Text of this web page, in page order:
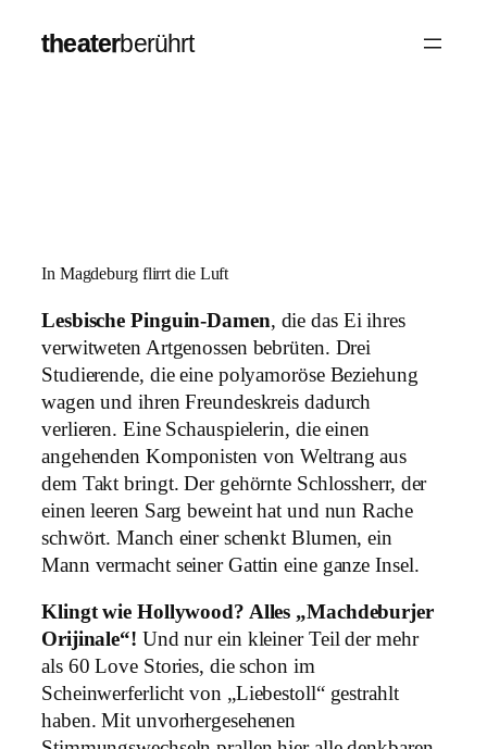
Inhalttheaterberührt
In Magdeburg flirrt die Luft
Lesbische Pinguin-Damen, die das Ei ihres
verwitweten Artgenossen bebrüten. Drei
Studierende, die eine polyamoröse Beziehung
wagen und ihren Freundeskreis dadurch
verlieren. Eine Schauspielerin, die einen
angehenden Komponisten von Weltrang aus
dem Takt bringt. Der gehörnte Schlossherr, der
einen leeren Sarg beweint hat und nun Rache
schwört. Manch einer schenkt Blumen, ein
Mann vermacht seiner Gattin eine ganze Insel.
Klingt wie Hollywood? Alles „Machdeburjer
Orijinale“! Und nur ein kleiner Teil der mehr
als 60 Love Stories, die schon im
Scheinwerferlicht von „Liebestoll“ gestrahlt
haben. Mit unvorhergesehenen